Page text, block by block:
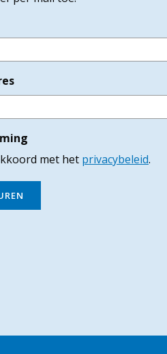
met het privacybeleid.